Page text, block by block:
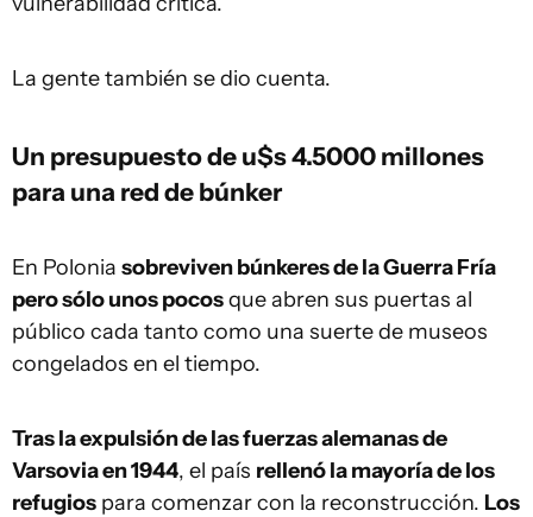
La gente también se dio cuenta.
Un presupuesto de u$s 4.5000 millones
para una red de búnker
En Polonia sobreviven búnkeres de la Guerra Fría
pero sólo unos pocosque abren sus puertas al
público cada tanto como una suerte de museos
congelados en el tiempo.
Tras la expulsión de las fuerzas alemanas de
Varsovia en 1944, el país rellenó la mayoría de los
refugios para comenzar con la reconstrucción. Los